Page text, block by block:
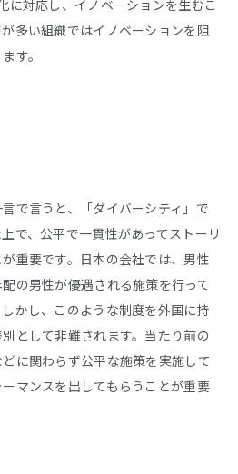
に対応し、イノベーションを生むこ
多い組織ではイノベーションを阻
す。
言で言うと、「ダイバーシティ」で
で、公平で一貫性があってストーリ
重要です。日本の会社では、男性
の男性が優遇される施策を行って
かし、このような制度を外国に持
として非難されます。当たり前の
に関わらず公平な施策を実施して
マンスを出してもらうことが重要